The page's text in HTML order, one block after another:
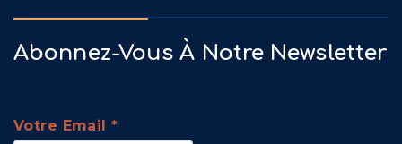
Abonnez-Vous À Notre Newsletter
Votre Email*